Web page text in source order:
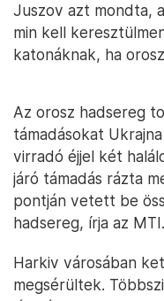
Juszov azt mondta,
min kell
katonáknak, ha
Az orosz hadsereg
támadásokat
virradó éjjel két
járó támadás rázta
pontján vetett be
hadsereg, írja az MTI.
Harkiv városában
megsérültek.